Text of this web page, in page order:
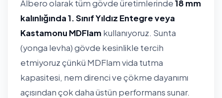
Albero olarak tüm gövde üretimlerinde18 mm
kalınlığında 1. Sınıf Yıldız Entegre veya
Kastamonu MDFlam kullanıyoruz. Sunta
(yonga levha) gövde kesinlikle tercih
etmiyoruz çünkü MDFlam vida tutma
kapasitesi, nem direnci ve çökme dayanımı
açısından çok daha üstün performans sunar.